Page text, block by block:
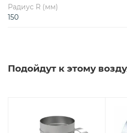
Радиус R (мм)
150
Подойдут к этому